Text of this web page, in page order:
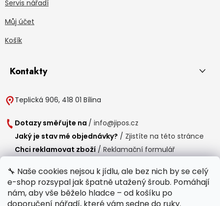
🔧 Naše cookies nejsou k jídlu, ale bez nich by se celý
e-shop rozsypal jak špatně utažený šroub. Pomáhají
nám, aby vše běželo hladce – od košíku po
Servis nářadí
Můj účet
Košík
Kontakty
Teplická 906, 418 01 Bílina
Dotazy směřujte na / info@jipos.cz
Jaký je stav mé objednávky? / Zjistíte na této stránce
Chci reklamovat zboží / Reklamační formulář
Provozní doba
Po-Čt / 8:00 - 15:00